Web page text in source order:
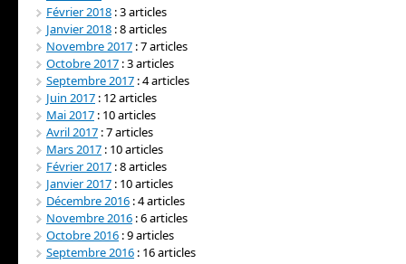
Février 2018 : 3 articles
Janvier 2018 : 8 articles
Novembre 2017 : 7 articles
Octobre 2017 : 3 articles
Septembre 2017 : 4 articles
Juin 2017 : 12 articles
Mai 2017 : 10 articles
Avril 2017 : 7 articles
Mars 2017 : 10 articles
Février 2017 : 8 articles
Janvier 2017 : 10 articles
Décembre 2016 : 4 articles
Novembre 2016 : 6 articles
Octobre 2016 : 9 articles
Septembre 2016 : 16 articles